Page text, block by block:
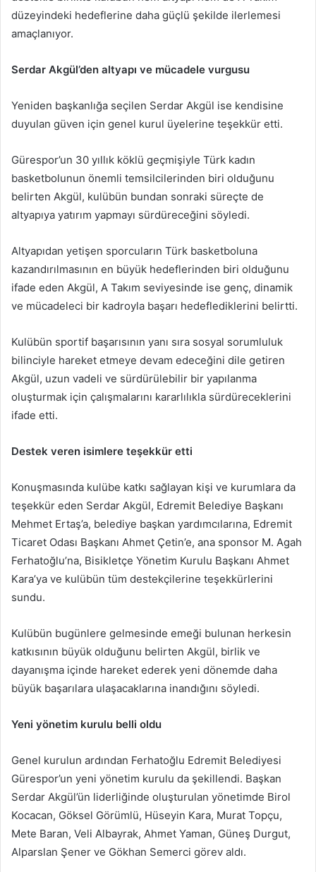
düzeyindeki hedeflerine daha güçlü şekilde ilerlemesi
amaçlanıyor.
Serdar Akgül’den altyapı ve mücadele vurgusu
Yeniden başkanlığa seçilen Serdar Akgül ise kendisine
duyulan güven için genel kurul üyelerine teşekkür etti.
Gürespor’un 30 yıllık köklü geçmişiyle Türk kadın
basketbolunun önemli temsilcilerinden biri olduğunu
belirten Akgül, kulübün bundan sonraki süreçte de
altyapıya yatırım yapmayı sürdüreceğini söyledi.
Altyapıdan yetişen sporcuların Türk basketboluna
kazandırılmasının en büyük hedeflerinden biri olduğunu
ifade eden Akgül, A Takım seviyesinde ise genç, dinamik
ve mücadeleci bir kadroyla başarı hedeflediklerini belirtti.
Kulübün sportif başarısının yanı sıra sosyal sorumluluk
bilinciyle hareket etmeye devam edeceğini dile getiren
Akgül, uzun vadeli ve sürdürülebilir bir yapılanma
oluşturmak için çalışmalarını kararlılıkla sürdüreceklerini
ifade etti.
Destek veren isimlere teşekkür etti
Konuşmasında kulübe katkı sağlayan kişi ve kurumlara da
teşekkür eden Serdar Akgül, Edremit Belediye Başkanı
Mehmet Ertaş’a, belediye başkan yardımcılarına, Edremit
Ticaret Odası Başkanı Ahmet Çetin’e, ana sponsor M. Agah
Ferhatoğlu’na, Bisikletçe Yönetim Kurulu Başkanı Ahmet
Kara’ya ve kulübün tüm destekçilerine teşekkürlerini
sundu.
Kulübün bugünlere gelmesinde emeği bulunan herkesin
katkısının büyük olduğunu belirten Akgül, birlik ve
dayanışma içinde hareket ederek yeni dönemde daha
büyük başarılara ulaşacaklarına inandığını söyledi.
Yeni yönetim kurulu belli oldu
Genel kurulun ardından Ferhatoğlu Edremit Belediyesi
Gürespor’un yeni yönetim kurulu da şekillendi. Başkan
Serdar Akgül’ün liderliğinde oluşturulan yönetimde Birol
Kocacan, Göksel Görümlü, Hüseyin Kara, Murat Topçu,
Mete Baran, Veli Albayrak, Ahmet Yaman, Güneş Durgut,
Alparslan Şener ve Gökhan Semerci görev aldı.